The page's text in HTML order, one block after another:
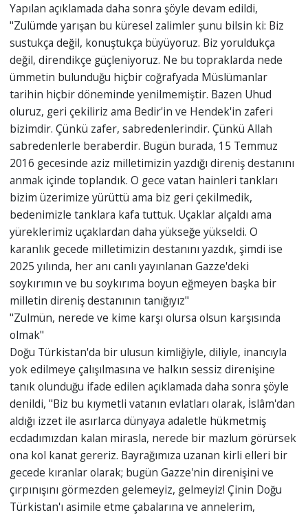
Yapılan açıklamada daha sonra şöyle devam edildi,
"Zulümde yarışan bu küresel zalimler şunu bilsin ki: Biz
sustukça değil, konuştukça büyüyoruz. Biz yoruldukça
değil, direndikçe güçleniyoruz. Ne bu topraklarda nede
ümmetin bulunduğu hiçbir coğrafyada Müslümanlar
tarihin hiçbir döneminde yenilmemiştir. Bazen Uhud
oluruz, geri çekiliriz ama Bedir'in ve Hendek'in zaferi
bizimdir. Çünkü zafer, sabredenlerindir. Çünkü Allah
sabredenlerle beraberdir. Bugün burada, 15 Temmuz
2016 gecesinde aziz milletimizin yazdığı direniş destanını
anmak içinde toplandık. O gece vatan hainleri tankları
bizim üzerimize yürüttü ama biz geri çekilmedik,
bedenimizle tanklara kafa tuttuk. Uçaklar alçaldı ama
yüreklerimiz uçaklardan daha yükseğe yükseldi. O
karanlık gecede milletimizin destanını yazdık, şimdi ise
2025 yılında, her anı canlı yayınlanan Gazze'deki
soykırımın ve bu soykırıma boyun eğmeyen başka bir
milletin direniş destanının tanığıyız"
"Zulmün, nerede ve kime karşı olursa olsun karşısında
olmak"
Doğu Türkistan'da bir ulusun kimliğiyle, diliyle, inancıyla
yok edilmeye çalışılmasına ve halkın sessiz direnişine
tanık olunduğu ifade edilen açıklamada daha sonra şöyle
denildi, "Biz bu kıymetli vatanın evlatları olarak, İslâm'dan
aldığı izzet ile asırlarca dünyaya adaletle hükmetmiş
ecdadımızdan kalan mirasla, nerede bir mazlum görürsek
ona kol kanat gereriz. Bayrağımıza uzanan kirli elleri bir
gecede kıranlar olarak; bugün Gazze'nin direnişini ve
çırpınışını görmezden gelemeyiz, gelmeyiz! Çinin Doğu
Türkistan'ı asimile etme çabalarına ve annelerim,